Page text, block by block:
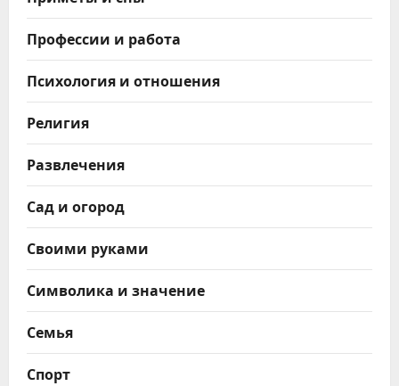
Профессии и работа
Психология и отношения
Религия
Развлечения
Сад и огород
Своими руками
Символика и значение
Семья
Спорт